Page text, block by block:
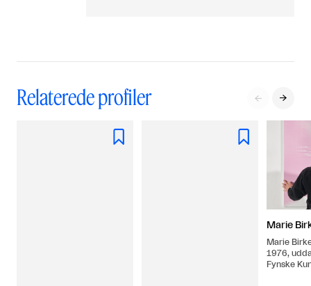
Relaterede profiler  
 
Marie
Marie
1976,
Fynske